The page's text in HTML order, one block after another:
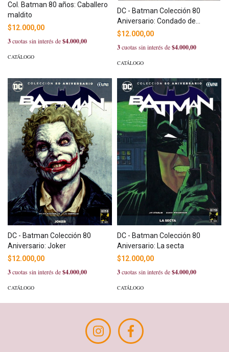
Col. Batman 80 años: Caballero
maldito
$12.000,00
3cuotas sin interés de$4.000,00
CATÁLOGO
DC - Batman Colección 80
Aniversario: Condado de
Gotham
$12.000,00
3cuotas sin interés de$4.000,00
CATÁLOGO
DC - Batman Colección 80
Aniversario: Joker
$12.000,00
3cuotas sin interés de$4.000,00
CATÁLOGO
DC - Batman Colección 80
Aniversario: La secta
$12.000,00
3cuotas sin interés de$4.000,00
CATÁLOGO